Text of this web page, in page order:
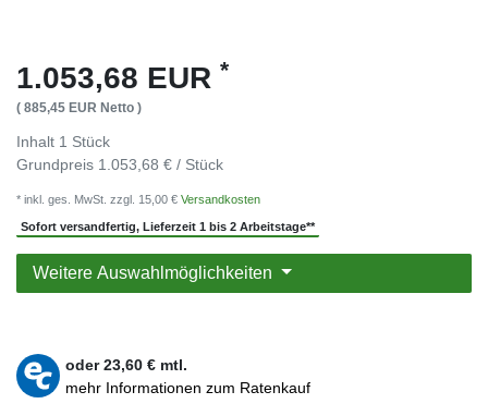
1.053,68 EUR *
( 885,45 EUR Netto )
Inhalt 1 Stück
Grundpreis 1.053,68 € / Stück
* inkl. ges. MwSt. zzgl. 15,00 € Versandkosten
Sofort versandfertig, Lieferzeit 1 bis 2 Arbeitstage**
Weitere Auswahlmöglichkeiten
oder23,60 € mtl.
mehr Informationen zum Ratenkauf